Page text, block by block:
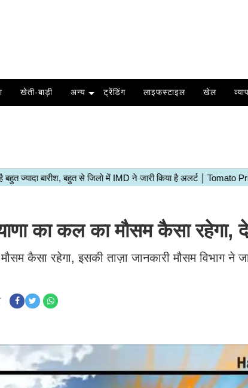
खेती-बाड़ी अन्य ट्रेंडिंग लाइफस्टाइल खेल
का कल का मौसम कैसा रहेगा,
कैसा रहेगा, इसकी ताज़ा जानकारी मौसम विभाग ने